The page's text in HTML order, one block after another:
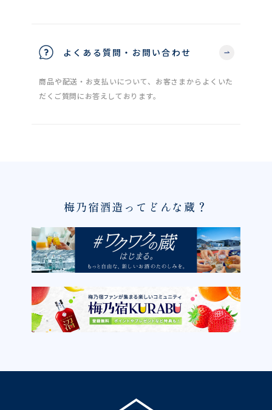
よくある質問・お問い合わせ
商品や配送・お支払いについて、お客さまからよくいた
だくご質問にお答えしております。
梅乃宿酒造ってどんな蔵？